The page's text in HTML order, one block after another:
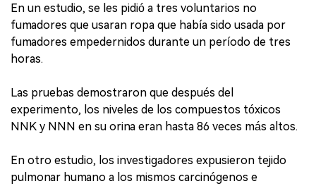
En un estudio, se les pidió a tres voluntarios no
fumadores que usaran ropa que había sido usada por
fumadores empedernidos durante un período de tres
horas.
Las pruebas demostraron que después del
experimento, los niveles de los compuestos tóxicos
NNK y NNN en su orina eran hasta 86 veces más altos.
En otro estudio, los investigadores expusieron tejido
pulmonar humano a los mismos carcinógenos e